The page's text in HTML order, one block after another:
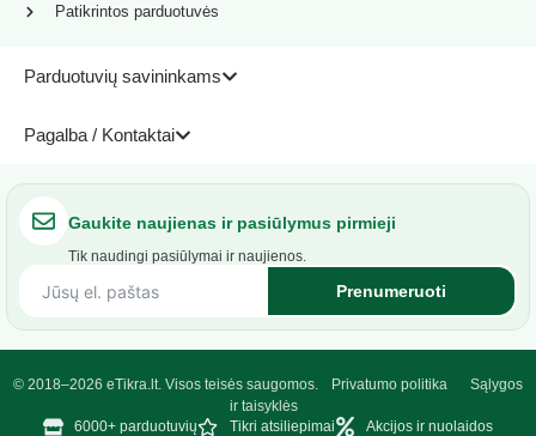
Parduotuvių savininkams
Pagalba / Kontaktai
Patikrintos parduotuvės
Gaukite naujienas ir pasiūlymus pirmieji
Tik naudingi pasiūlymai ir naujienos.
Prenumeruoti
© 2018–2026 eTikra.lt. Visos teisės saugomos. Privatumo politika
Sąlygos
ir taisyklės
6000+ parduotuvių
Tikri atsiliepimai Akcijos ir nuolaidos